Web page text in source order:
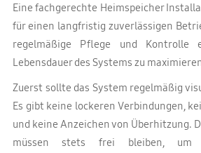
Eine fachgerechte Heimspeicher
für einen langfristig zuverlässigen
regelmäßige Pflege und Kontrolle
Lebensdauer des Systems zu
Zuerst sollte das System regelmäßig
Es gibt keine lockeren Verbindungen,
und keine Anzeichen von Überhitzung.
müssen stets frei bleiben, um